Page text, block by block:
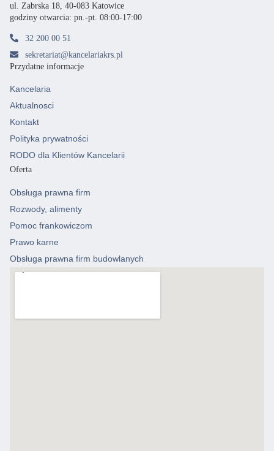
ul. Zabrska 18, 40-083 Katowice
godziny otwarcia: pn.-pt. 08:00-17:00
32 200 00 51
sekretariat@kancelariakrs.pl
Przydatne informacje
Kancelaria
Aktualnosci
Kontakt
Polityka prywatności
RODO dla Klientów Kancelarii
Oferta
Obsługa prawna firm
Rozwody, alimenty
Pomoc frankowiczom
Prawo karne
Obsługa prawna firm budowlanych